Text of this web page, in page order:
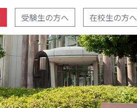
受験生の方へ 在校生の方へ